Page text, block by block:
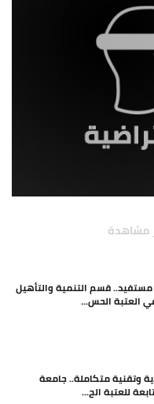
مشاهدة
(795) ألف مستفيد.. قسم التنمية والتأهيل
العتبة الحس...
وتقنية متكاملة.. جامعة
للعتبة الح...